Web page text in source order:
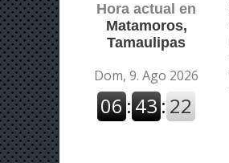
Hora actual en
Matamoros,
Tamaulipas